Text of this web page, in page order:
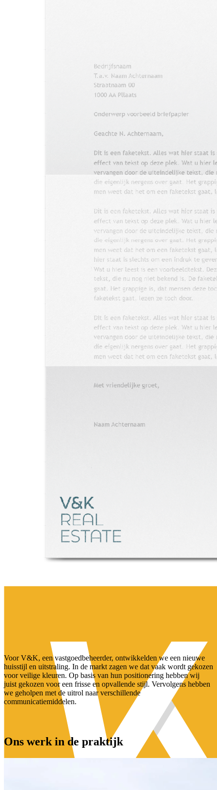
Voor V&K, een vastgoedbeheerder, ontwikkelden we een nieuwe
huisstijl en uitstraling. In de markt zagen we dat vaak wordt gekozen
voor veilige kleuren. Op basis van hun positionering hebben wij
juist gekozen voor een frisse en opvallende stijl. Vervolgens hebben
we geholpen met de uitrol naar verschillende
communicatiemiddelen.
Ons werk in de praktijk